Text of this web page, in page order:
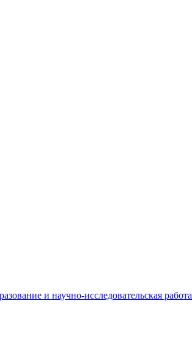
и научно-исследовательская работа